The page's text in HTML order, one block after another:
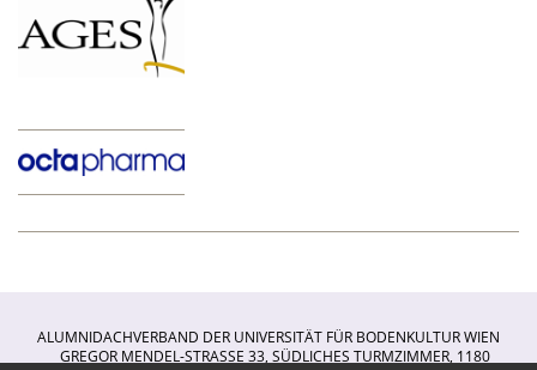
ALUMNIDACHVERBAND DER UNIVERSITÄT FÜR BODENKULTUR WIEN
GREGOR MENDEL-STRASSE 33, SÜDLICHES TURMZIMMER, 1180 W